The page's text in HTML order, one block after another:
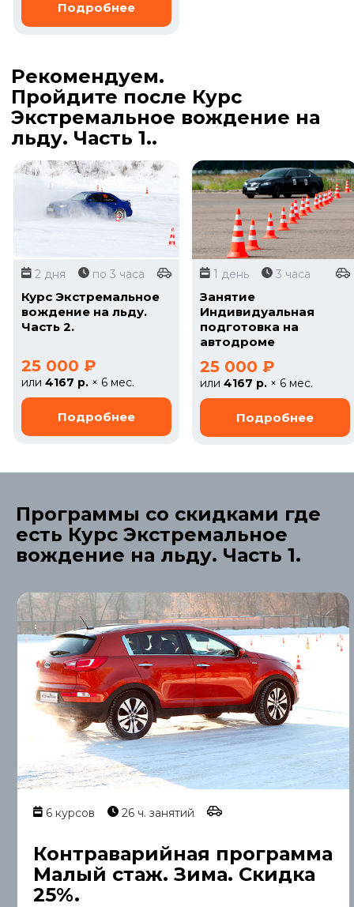
Рекомендуем.
Пройдите после Курс
Экстремальное вождение на
льду. Часть 1..
2 дня по 3 часа
Курс Экстремальное
вождение на льду.
Часть 2.
25 000 ₽
или4167 р. × 6 мес.
1 день 3 часа
Занятие
Индивидуальная
подготовка на
автодроме
25 000 ₽
или4167 р. × 6 мес.
Программы со скидками где
есть Курс Экстремальное
вождение на льду. Часть 1.
6 курсов 26 ч. занятий
Контраварийная программа
Малый стаж. Зима. Скидка
25%.